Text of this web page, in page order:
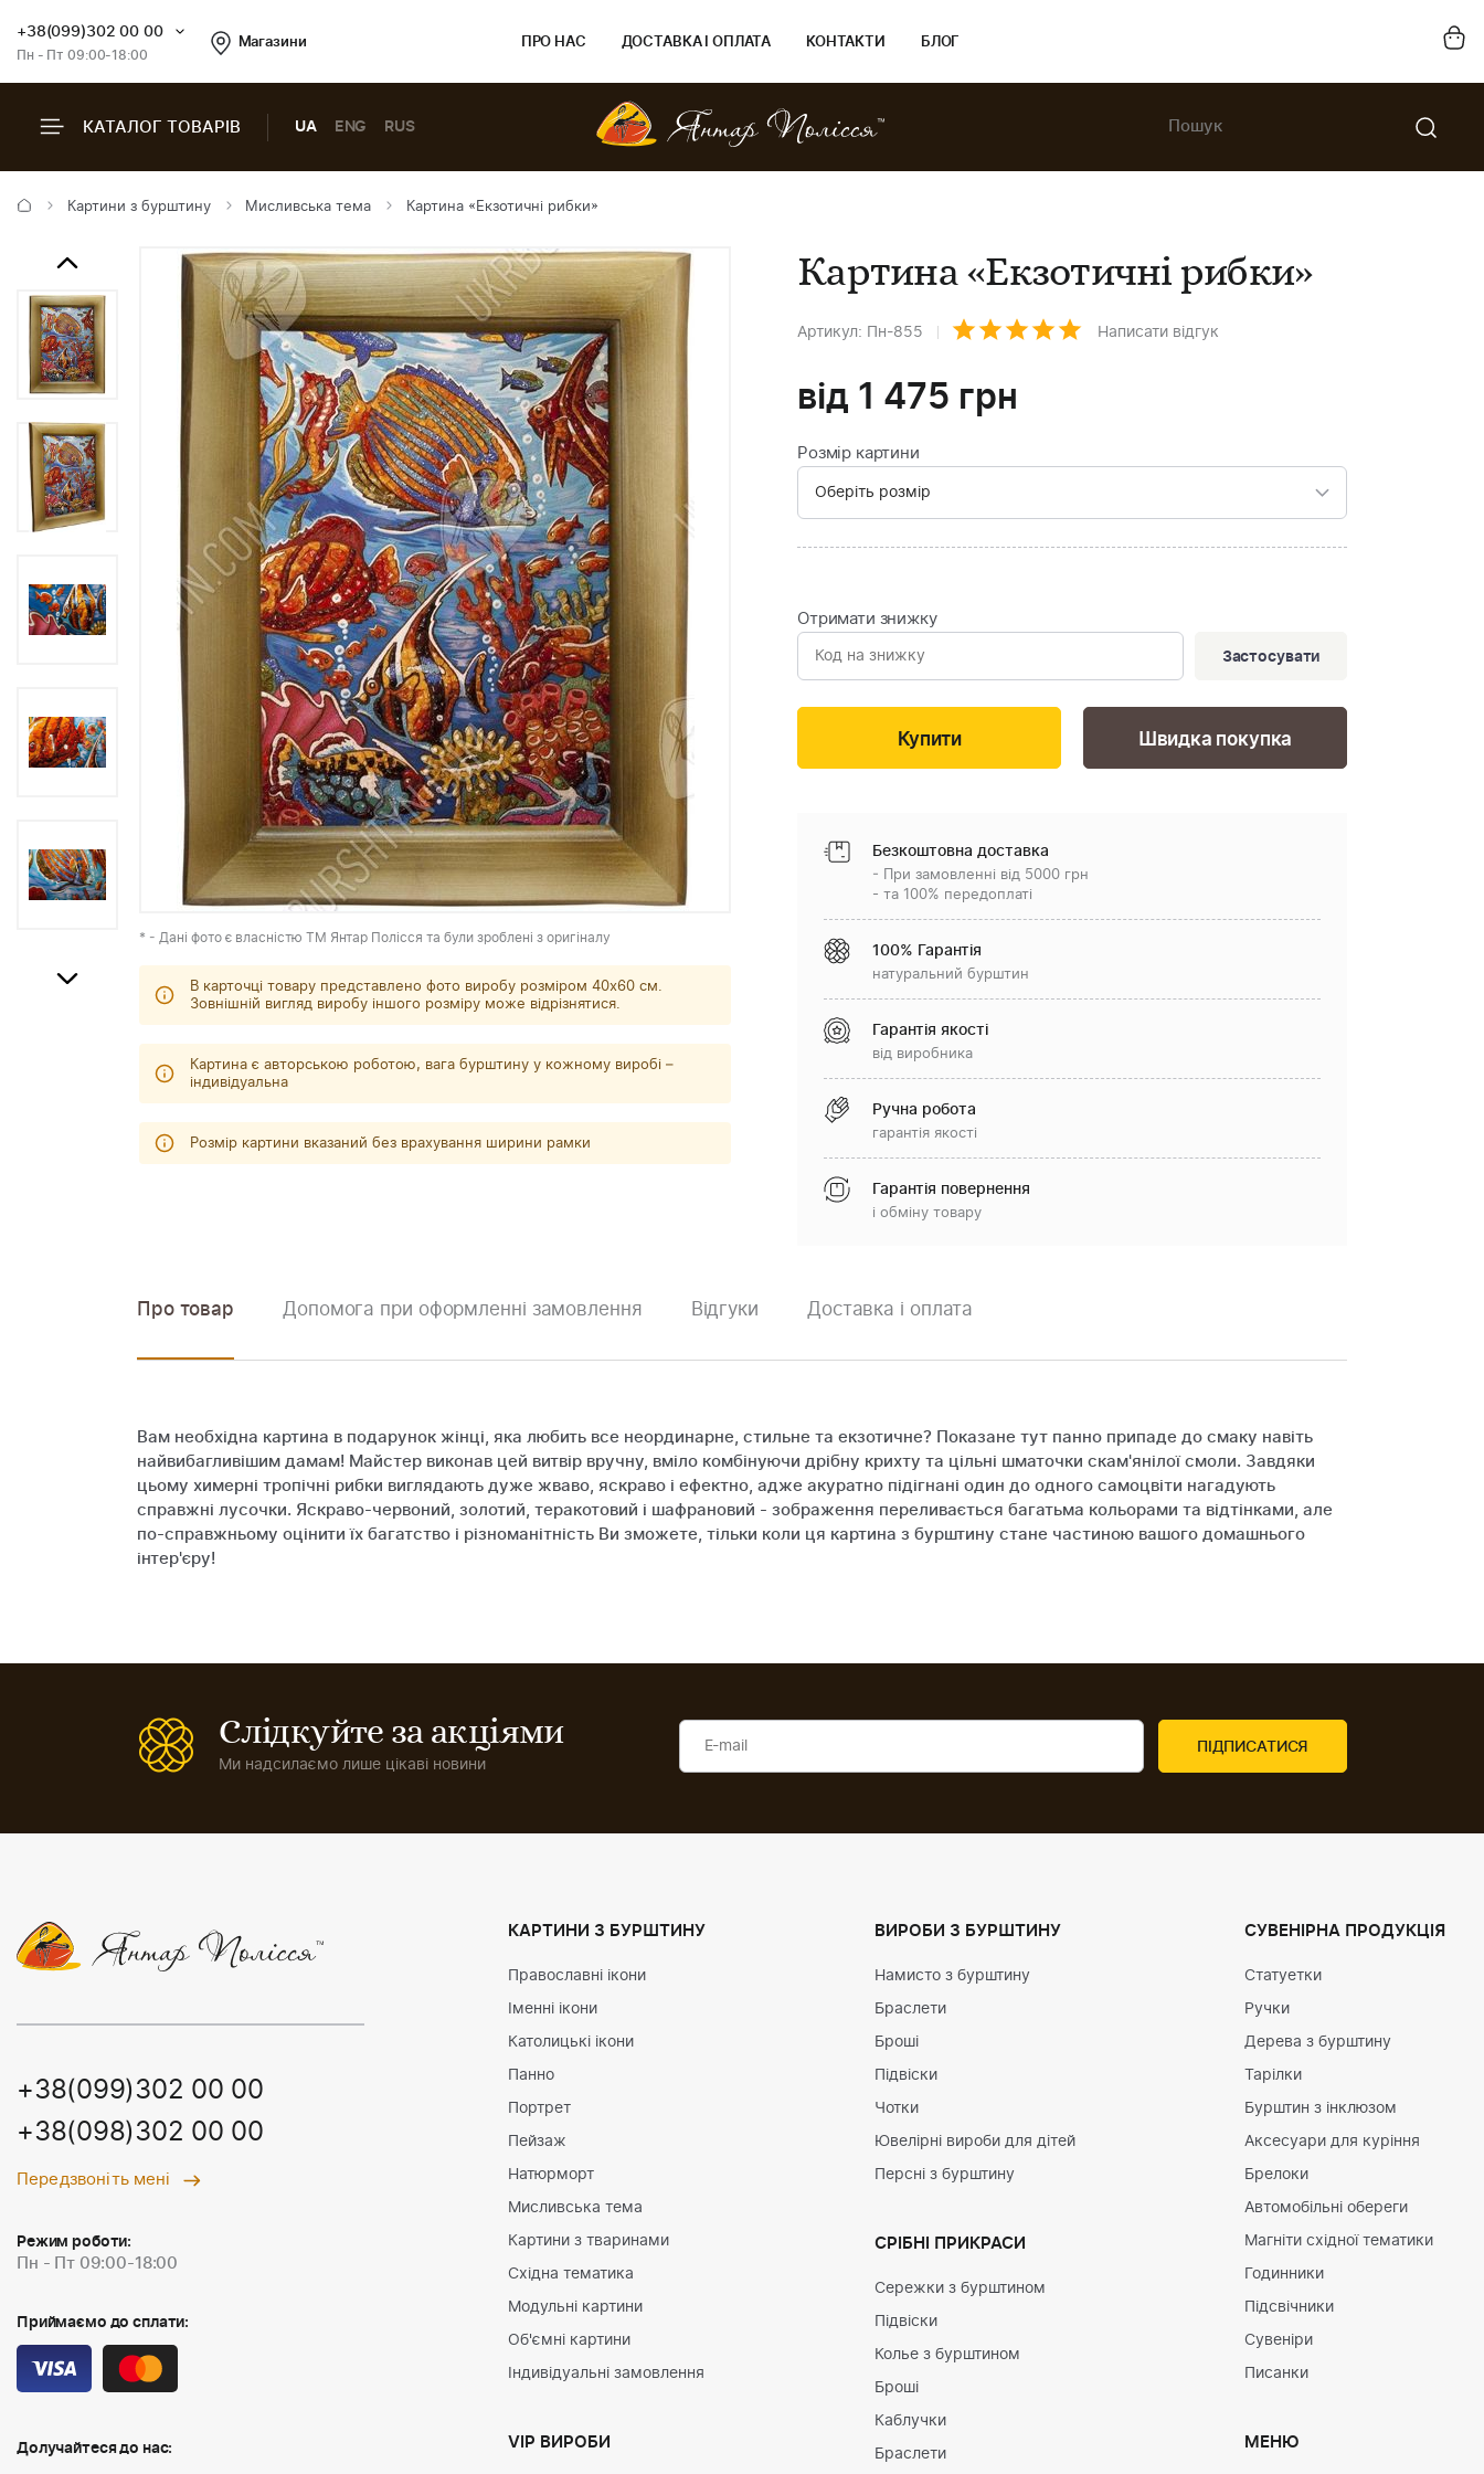
+38(099)302 00 00
Пн - Пт 09:00-18:00
Магазини ПРО НАС ДОСТАВКА І ОПЛАТА КОНТАКТИ БЛОГ
КАТАЛОГ ТОВАРІВ UA ENG RUS
Картини з бурштину Мисливська тема Картина «Екзотичні рибки»
* - Дані фото є власністю ТМ Янтар Полісся та були зроблені з оригіналу
В карточці товару представлено фото виробу розміром 40x60 см.
Зовнішній вигляд виробу іншого розміру може відрізнятися.
Картина є авторською роботою, вага бурштину у кожному виробі –
індивідуальна
Розмір картини вказаний без врахування ширини рамки
Картина «Екзотичні рибки»
Артикул: Пн-855 Написати відгук
від 1 475 грн
Розмір картини
Отримати знижку
Застосувати
Швидка покупка
Безкоштовна доставка
- При замовленні від 5000 грн
- та 100% передоплаті
100% Гарантія
натуральний бурштин
Гарантія якості
від виробника
Ручна робота
гарантія якості
Гарантія повернення
і обміну товару
Про товар Допомога при оформленні замовлення Відгуки Доставка і оплата
Вам необхідна картина в подарунок жінці, яка любить все неординарне, стильне та екзотичне? Показане тут панно припаде до смаку навіть
найвибагливішим дамам! Майстер виконав цей витвір вручну, вміло комбінуючи дрібну крихту та цільні шматочки скам'янілої смоли. Завдяки
цьому химерні тропічні рибки виглядають дуже жваво, яскраво і ефектно, адже акуратно підігнані один до одного самоцвіти нагадують
справжні лусочки. Яскраво-червоний, золотий, теракотовий і шафрановий - зображення переливається багатьма кольорами та відтінками, але
по-справжньому оцінити їх багатство і різноманітність Ви зможете, тільки коли ця картина з бурштину стане частиною вашого домашнього
інтер'єру!
Слідкуйте за акціями
Ми надсилаємо лише цікаві новини
+38(099)302 00 00
+38(098)302 00 00
Передзвоніть мені
Режим роботи:
Пн - Пт 09:00-18:00
Приймаємо до сплати:
Долучайтеся до нас:
КАРТИНИ З БУРШТИНУ
Православні ікони
Іменні ікони
Католицькі ікони
Панно
Портрет
Пейзаж
Натюрморт
Мисливська тема
Картини з тваринами
Східна тематика
Модульні картини
Об'ємні картини
Індивідуальні замовлення
VIP ВИРОБИ
ВИРОБИ З БУРШТИНУ
Намисто з бурштину
Браслети
Броші
Підвіски
Чотки
Ювелірні вироби для дітей
Персні з бурштину
СРІБНІ ПРИКРАСИ
Сережки з бурштином
Підвіски
Колье з бурштином
Броші
Каблучки
Браслети
СУВЕНІРНА ПРОДУКЦІЯ
Статуетки
Ручки
Дерева з бурштину
Тарілки
Бурштин з інклюзом
Аксесуари для куріння
Брелоки
Автомобільні обереги
Магніти східної тематики
Годинники
Підсвічники
Сувеніри
Писанки
МЕНЮ